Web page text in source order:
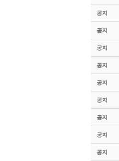
공지
공지
공지
공지
공지
공지
공지
공지
공지